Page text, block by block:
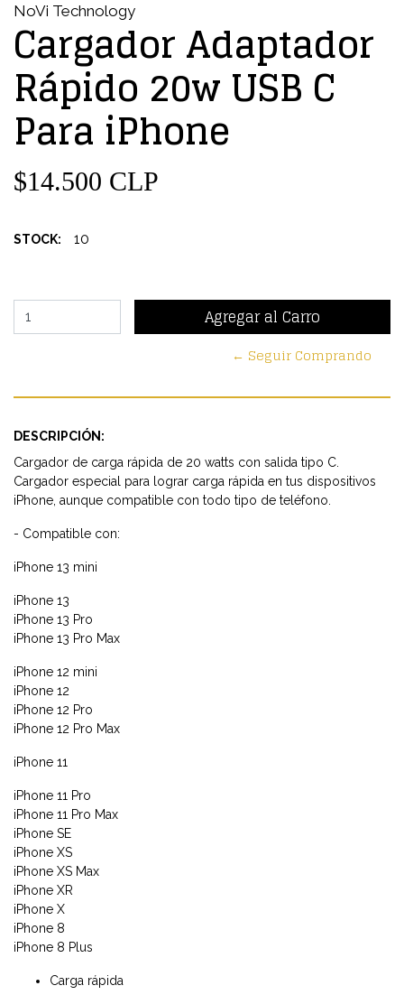
NoVi Technology
Cargador Adaptador
Rápido 20w USB C
Para iPhone
$14.500 CLP
STOCK: 10
← Seguir Comprando
DESCRIPCIÓN:
Cargador de carga rápida de 20 watts con salida tipo C.
Cargador especial para lograr carga rápida en tus dispositivos
iPhone, aunque compatible con todo tipo de teléfono.
- Compatible con:
iPhone 13 mini
iPhone 13
iPhone 13 Pro
iPhone 13 Pro Max
iPhone 12 mini
iPhone 12
iPhone 12 Pro
iPhone 12 Pro Max
iPhone 11
iPhone 11 Pro
iPhone 11 Pro Max
iPhone SE
iPhone XS
iPhone XS Max
iPhone XR
iPhone X
iPhone 8
iPhone 8 Plus
Carga rápida